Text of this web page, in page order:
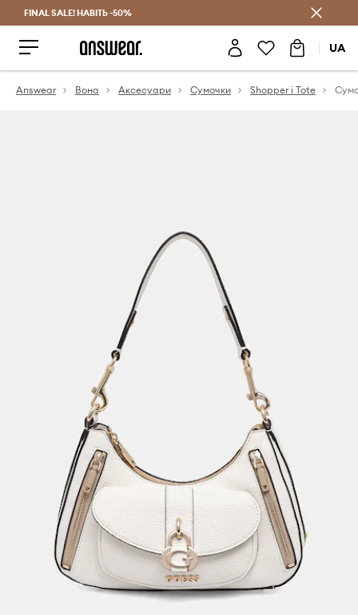
Заощаджуй з Answear Club
FINAL SALE! НАВІТЬ -50%
UA
Answear Вона Аксесуари Сумочки Shopper і Tote